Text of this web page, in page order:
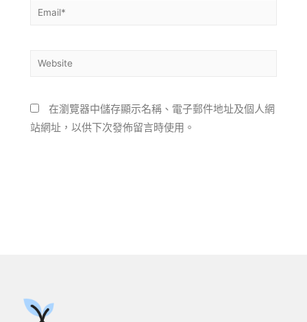
在瀏覽器中儲存顯示名稱、電子郵件地址及個人網
站網址，以供下次發佈留言時使用。